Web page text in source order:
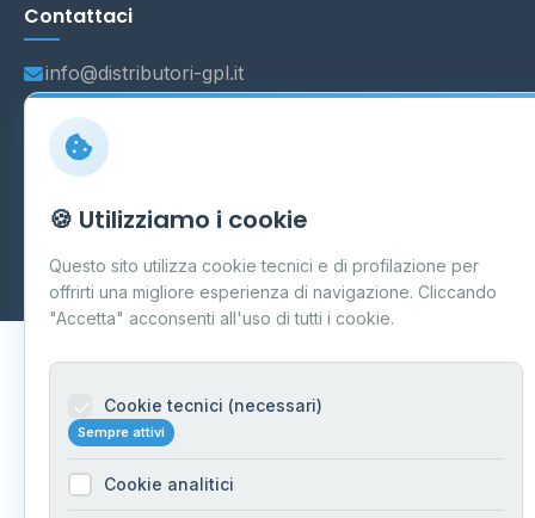
Contattaci
info@distributori-gpl.it
Carpi P.IVA 03859300364
Dati forniti daMinistero delle Imprese e del Made in Italy
Aggiornamento quotidiano
🍪 Utilizziamo i cookie
Questo sito utilizza cookie tecnici e di profilazione per
offrirti una migliore esperienza di navigazione. Cliccando
"Accetta" acconsenti all'uso di tutti i cookie.
Cookie tecnici (necessari)
Sempre attivi
Cookie analitici